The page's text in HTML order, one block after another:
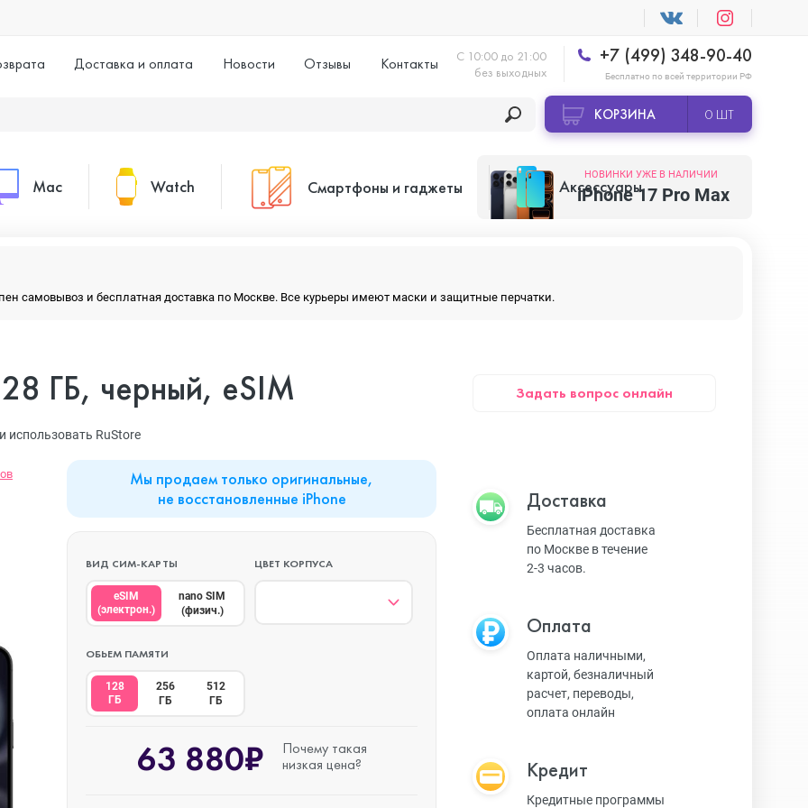
Доставка и оплата Новости Отзывы Контакты
С 10:00 до 21:00
без выходных
+7 (499) 348-90-40
Бесплатно по всей территории РФ
КОРЗИНА 0 ШТ
Mac
MacBook Neo
Watch
Watch Series 9
Watch Series 8
Watch Series 5
Watch SE 3
Смартфоны и гаджеты
Наушники
Аксессуары
Apple TV
Magic Keyboard
ЗУ и кабели
Игровые консоли
Ремешки для AW
НОВИНКИ УЖЕ В НАЛИЧИИ
iPhone 17 Pro Max
самовывоз и бесплатная доставка по Москве. Все курьеры имеют маски и защитные перчатки.
ГБ, черный, eSIM
использовать RuStore
Мы продаем только оригинальные,
не восстановленные iPhone
ВИД СИМ-КАРТЫ
eSIM
(электрон.)
nano SIM
(физич.)
ЦВЕТ КОРПУСА
ОБЬЕМ ПАМЯТИ
128
ГБ
256
ГБ
512
ГБ
63 880₽
Почему такая
низкая цена?
Задать вопрос онлайн
Доставка
Бесплатная доставка
по Москве в течение
2-3 часов.
Оплата
Оплата наличными,
картой, безналичный
расчет, переводы,
оплата онлайн
Кредит
Кредитные программы